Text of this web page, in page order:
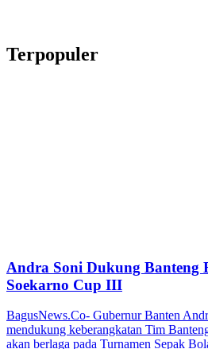
Terpopuler
Andra Soni Dukung Banteng
Soekarno Cup III
BagusNews.Co- Gubernur Banten
mendukung keberangkatan Tim
akan berlaga pada Turnamen Sepak